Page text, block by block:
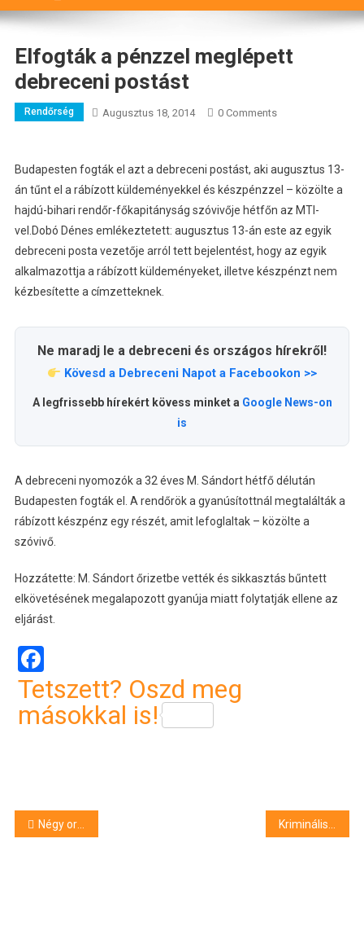
Elfogták a pénzzel meglépett
debreceni postást
Rendőrség Augusztus 18, 2014 0 Comments
Budapesten fogták el azt a debreceni postást, aki augusztus 13-
án tűnt el a rábízott küldeményekkel és készpénzzel – közölte a
hajdú-bihari rendőr-főkapitányság szóvivője hétfőn az MTI-
vel. Dobó Dénes emlékeztetett: augusztus 13-án este az egyik
debreceni posta vezetője arról tett bejelentést, hogy az egyik
alkalmazottja a rábízott küldeményeket, illetve készpénzt nem
kézbesítette a címzetteknek.
Ne maradj le a debreceni és országos hírekről!
Kövesd a Debreceni Napot a Facebookon >>
A legfrissebb hírekért kövess minket a Google News-on
is
A debreceni nyomozók a 32 éves M. Sándort hétfő délután
Budapesten fogták el. A rendőrök a gyanúsítottnál megtalálták a
rábízott készpénz egy részét, amit lefoglaltak – közölte a
szóvivő.
Hozzátette: M. Sándort őrizetbe vették és sikkasztás bűntett
elkövetésének megalapozott gyanúja miatt folytatják ellene az
eljárást.
Facebook
Tetszett? Oszd meg
másokkal is!
Bejegyzés
Négy ország versenyzői indulnak a debreceni hőlégballonversenyen